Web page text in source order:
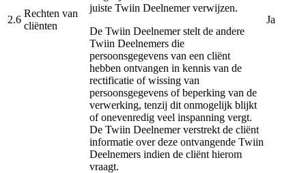
2.6
Rechten van
cliënten
juiste Twiin Deelnemer verwijzen.
De Twiin Deelnemer stelt de andere
Twiin Deelnemers die
persoonsgegevens van een cliënt
hebben ontvangen in kennis van de
rectificatie of wissing van
persoonsgegevens of beperking van de
verwerking, tenzij dit onmogelijk blijkt
of onevenredig veel inspanning vergt.
De Twiin Deelnemer verstrekt de cliënt
informatie over deze ontvangende Twiin
Deelnemers indien de cliënt hierom
vraagt.
Ja